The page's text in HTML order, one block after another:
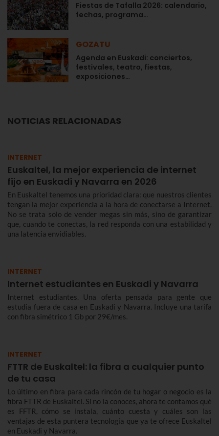
Fiestas de Tafalla 2026: calendario,
fechas, programa…
GOZATU
Agenda en Euskadi: conciertos,
festivales, teatro, fiestas,
exposiciones…
NOTICIAS RELACIONADAS
INTERNET
Euskaltel, la mejor experiencia de internet
fijo en Euskadi y Navarra en 2026
En Euskaltel tenemos una prioridad clara: que nuestros clientes
tengan la mejor experiencia a la hora de conectarse a Internet.
No se trata solo de vender megas sin más, sino de garantizar
que, cuando te conectas, la red responda con una estabilidad y
una latencia envidiables.
INTERNET
Internet estudiantes en Euskadi y Navarra
Internet estudiantes. Una oferta pensada para gente que
estudia fuera de casa en Euskadi y Navarra. Incluye una tarifa
con fibra simétrico 1 Gb por 29€/mes.
INTERNET
FTTR de Euskaltel: la fibra a cualquier punto
de tu casa
Lo último en fibra para cada rincón de tu hogar o negocio es la
fibra FTTR de Euskaltel. Si no la conoces, ahora te contamos qué
es FFTR, cómo se instala, cuánto cuesta y cuáles son las
ventajas de esta puntera tecnología que ya te ofrece Euskaltel
en Euskadi y Navarra.